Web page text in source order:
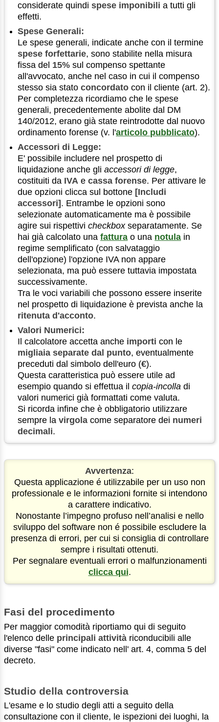
considerate quindispese imponibili a tutti gli
effetti.
Spese Generali:
Le spese generali, indicate anche con il termine
spese forfettarie, sono stabilite nella misura
fissa del 15% sul compenso spettante
all'avvocato, anche nel caso in cui il compenso
stesso sia statoconcordato con il cliente (art. 2).
Per completezza ricordiamo che le spese
generali, precedentemente abolite dal DM
140/2012, erano già state reintrodotte dal nuovo
ordinamento forense (v. l'articolo pubblicato).
Accessori di Legge:
E' possibile includere nel prospetto di
liquidazione anche gliaccessori di legge,
costituiti da IVA ecassa forense. Per attivare le
due opzioni clicca sul bottone [Includi
accessori] . Entrambe le opzioni sono
selezionate automaticamente ma è possibile
agire sui rispettivicheckboxseparatamente. Se
hai già calcolato unafattura o una notula in
regime semplificato (con salvataggio
dell'opzione) l'opzione IVA non appare
selezionata, ma può essere tuttavia impostata
successivamente.
Tra le voci variabili che possono essere inserite
nel prospetto di liquidazione è prevista anche la
ritenuta d'acconto.
Valori Numerici:
Il calcolatore accetta anche importi con le
migliaia separate dal punto, eventualmente
preceduti dal simbolo dell'euro (€).
Questa caratteristica può essere utile ad
esempio quando si effettua ilcopia-incolla di
valori numerici già formattati come valuta.
Si ricorda infine che è obbligatorio utilizzare
sempre lavirgola come separatore dei numeri
decimali.
Avvertenza:
Questa applicazione é utilizzabile per un uso non
professionale e le informazioni fornite si intendono
a carattere indicativo.
Nonostante l’impegno profuso nell’analisi e nello
sviluppo del software non é possibile escludere la
presenza di errori, per cui si consiglia di controllare
sempre i risultati ottenuti.
Per segnalare eventuali errori o malfunzionamenti
clicca qui.
Fasi del procedimento
Per maggior comodità riportiamo qui di seguito
l'elenco delle principali attività riconducibili alle
diverse "fasi" come indicato nell' art. 4, comma 5 del
decreto.
Studio della controversia
L'esame e lo studio degli atti a seguito della
consultazione con il cliente, le ispezioni dei luoghi, la